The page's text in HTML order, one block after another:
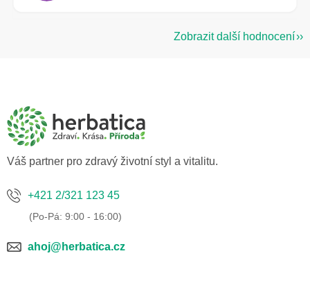
Zobrazit další hodnocení
a
Váš partner pro zdravý životní styl a vitalitu.
+421 2/321 123 45
ahoj@herbatica.cz